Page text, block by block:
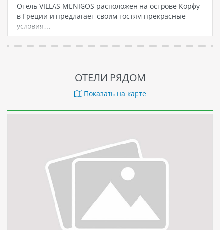
Отель VILLAS MENIGOS расположен на острове Корфу
в Греции и предлагает своим гостям прекрасные
условия…
ОТЕЛИ РЯДОМ
Показать на карте